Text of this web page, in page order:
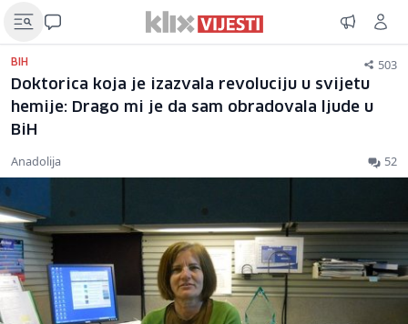
BIH 503
Doktorica koja je izazvala revoluciju u svijetu
hemije: Drago mi je da sam obradovala ljude u
BiH
Anadolija 52